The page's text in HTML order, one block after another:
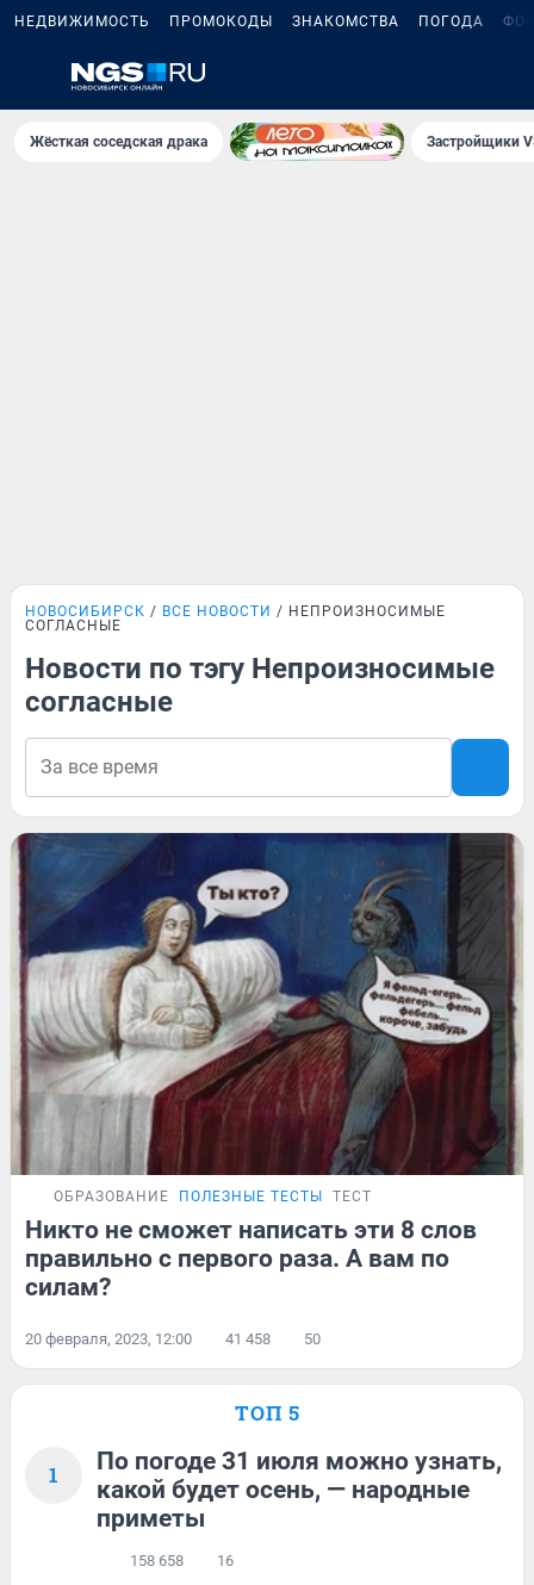
НЕДВИЖИМОСТЬ ПРОМОКОДЫ ЗНАКОМСТВА ПОГОДА
Жёсткая соседская драка Застройщики
НОВОСИБИРСК ВСЕ НОВОСТИ
НЕПРОИЗНОСИМЫЕ
СОГЛАСНЫЕ
Новости по тэгу Непроизносимые
согласные
ОБРАЗОВАНИЕ ПОЛЕЗНЫЕ ТЕСТЫ ТЕСТ
Никто не сможет написать эти 8 слов
правильно с первого раза. А вам по
силам?
20 февраля, 2023, 12:00 41 458 50
ТОП 5
1
По погоде 31 июля можно узнать,
какой будет осень, — народные
приметы
158 658 16